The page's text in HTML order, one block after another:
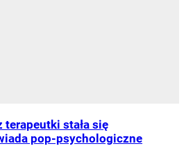
terapeutki stała się
pop-psychologiczne